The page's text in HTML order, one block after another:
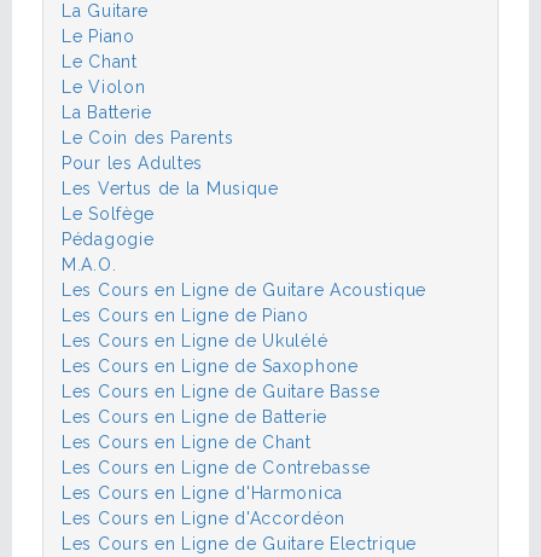
La Guitare
Le Piano
Le Chant
Le Violon
La Batterie
Le Coin des Parents
Pour les Adultes
Les Vertus de la Musique
Le Solfège
Pédagogie
M.A.O.
Les Cours en Ligne de Guitare Acoustique
Les Cours en Ligne de Piano
Les Cours en Ligne de Ukulélé
Les Cours en Ligne de Saxophone
Les Cours en Ligne de Guitare Basse
Les Cours en Ligne de Batterie
Les Cours en Ligne de Chant
Les Cours en Ligne de Contrebasse
Les Cours en Ligne d'Harmonica
Les Cours en Ligne d'Accordéon
Les Cours en Ligne de Guitare Electrique